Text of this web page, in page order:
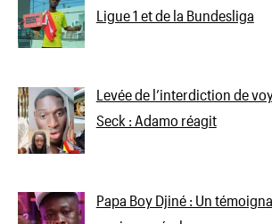
Ligue 1 et de la Bundesliga
Levée de l’interdiction de
Seck : Adamo réagit
Papa Boy Djiné : Un